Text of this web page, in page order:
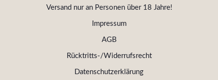
Versand nur an Personen über 18 Jahre!
Impressum
AGB
Rücktritts-/Widerrufsrecht
Datenschutzerklärung